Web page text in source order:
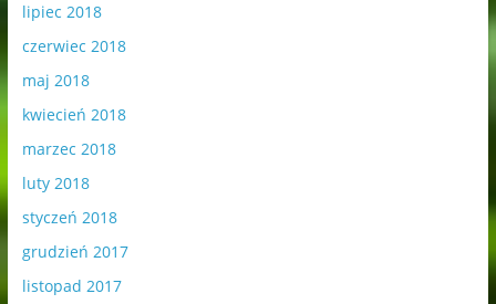
lipiec 2018
czerwiec 2018
maj 2018
kwiecień 2018
marzec 2018
luty 2018
styczeń 2018
grudzień 2017
listopad 2017